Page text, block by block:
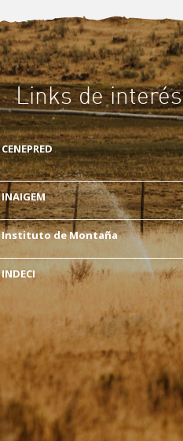
Links de interés
CENEPRED
INAIGEM
Instituto de Montaña
INDECI